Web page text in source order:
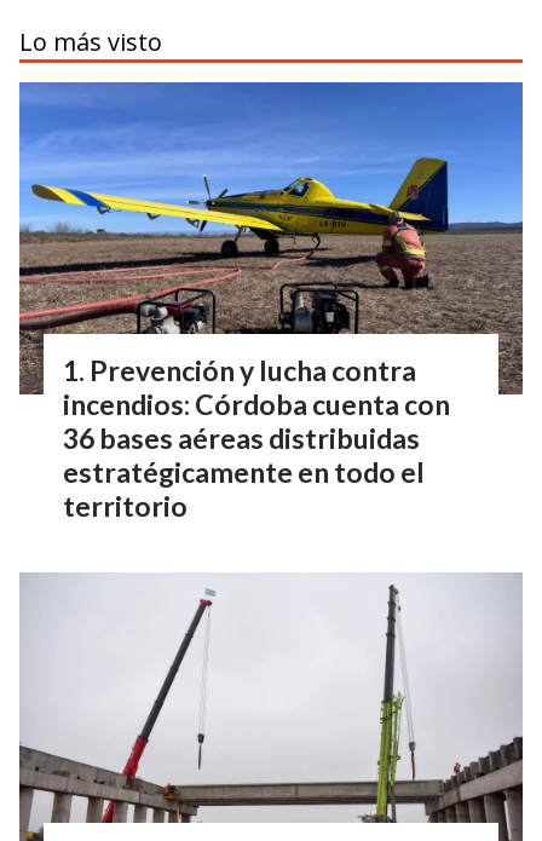
Lo más visto
Prevención y lucha contra
incendios: Córdoba cuenta con
36 bases aéreas distribuidas
estratégicamente en todo el
territorio